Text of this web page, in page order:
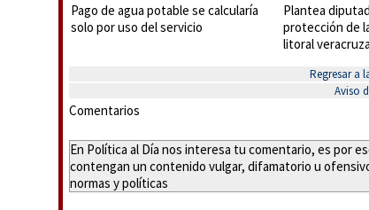
Pago de agua potable se calcularía
solo por uso del servicio
Plantea
protección de
litoral
Regresar a
Aviso
Comentarios
En Política al Día nos interesa tu comentario, es por
contengan un contenido vulgar, difamatorio u
normas y políticas